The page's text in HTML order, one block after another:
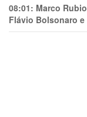
08:01: Marco
Flávio Bolsonaro